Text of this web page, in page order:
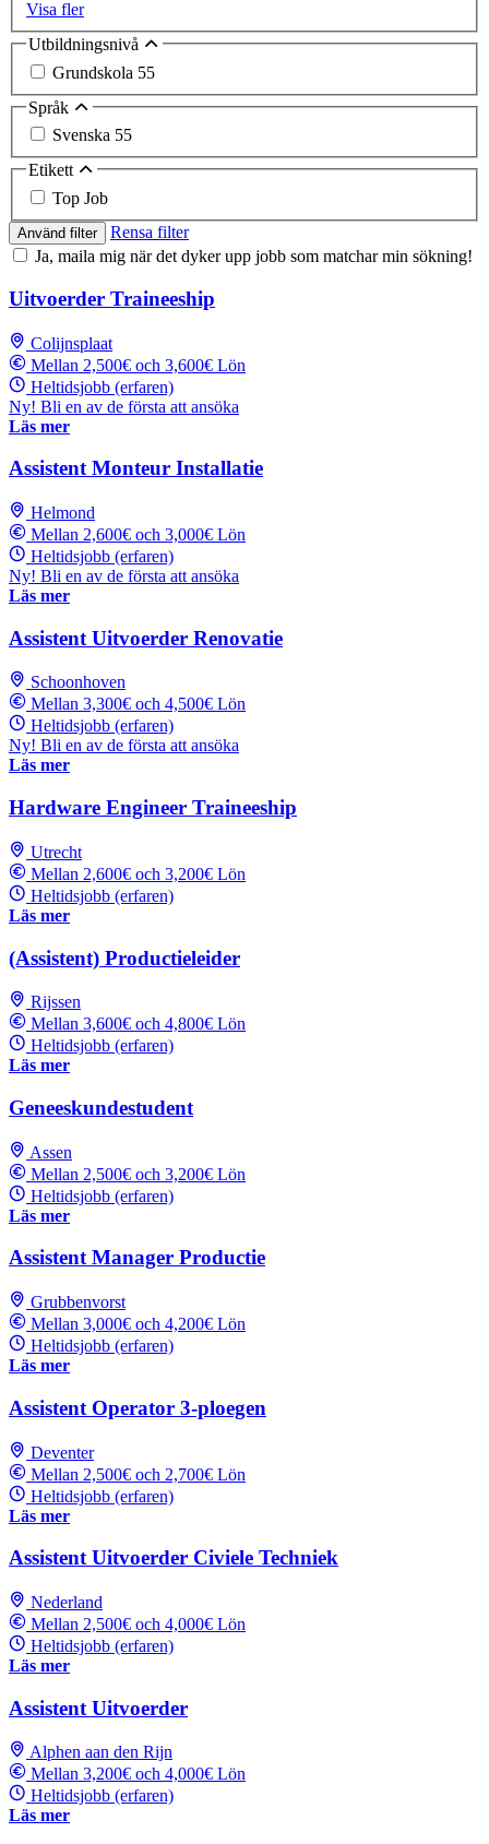
Visa fler
Utbildningsnivå
Grundskola 55
Språk
Svenska 55
Etikett
Top Job
Använd filter
Rensa filter
Ja, maila mig när det dyker upp jobb som matchar min sökning!
Uitvoerder Traineeship
Colijnsplaat
Mellan 2,500€ och 3,600€ Lön
Heltidsjobb (erfaren)
Ny! Bli en av de första att ansöka
Läs mer
Assistent Monteur Installatie
Helmond
Mellan 2,600€ och 3,000€ Lön
Heltidsjobb (erfaren)
Ny! Bli en av de första att ansöka
Läs mer
Assistent Uitvoerder Renovatie
Schoonhoven
Mellan 3,300€ och 4,500€ Lön
Heltidsjobb (erfaren)
Ny! Bli en av de första att ansöka
Läs mer
Hardware Engineer Traineeship
Utrecht
Mellan 2,600€ och 3,200€ Lön
Heltidsjobb (erfaren)
Läs mer
(Assistent) Productieleider
Rijssen
Mellan 3,600€ och 4,800€ Lön
Heltidsjobb (erfaren)
Läs mer
Geneeskundestudent
Assen
Mellan 2,500€ och 3,200€ Lön
Heltidsjobb (erfaren)
Läs mer
Assistent Manager Productie
Grubbenvorst
Mellan 3,000€ och 4,200€ Lön
Heltidsjobb (erfaren)
Läs mer
Assistent Operator 3-ploegen
Deventer
Mellan 2,500€ och 2,700€ Lön
Heltidsjobb (erfaren)
Läs mer
Assistent Uitvoerder Civiele Techniek
Nederland
Mellan 2,500€ och 4,000€ Lön
Heltidsjobb (erfaren)
Läs mer
Assistent Uitvoerder
Alphen aan den Rijn
Mellan 3,200€ och 4,000€ Lön
Heltidsjobb (erfaren)
Läs mer